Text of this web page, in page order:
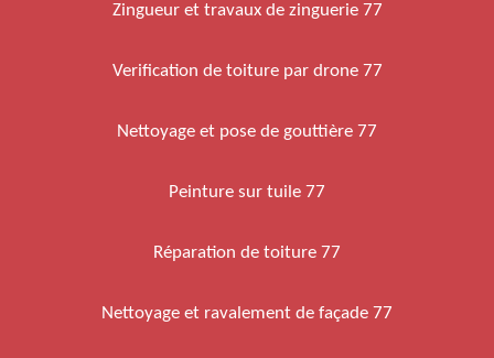
Zingueur et travaux de zinguerie 77
Verification de toiture par drone 77
Nettoyage et pose de gouttière 77
Peinture sur tuile 77
Réparation de toiture 77
Nettoyage et ravalement de façade 77